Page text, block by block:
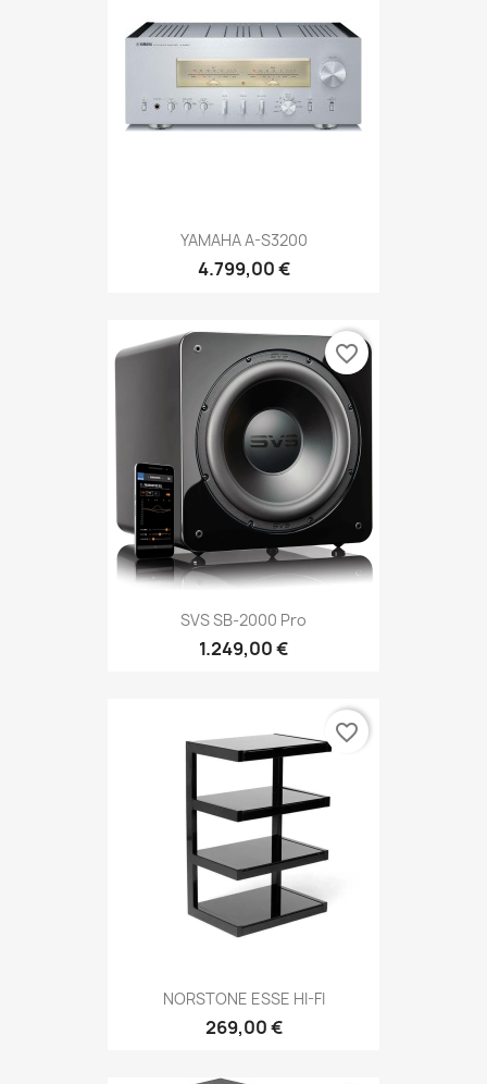
YAMAHA A-S3200
4.799,00 €
SVS SB-2000 Pro
1.249,00 €
favorite_border
NORSTONE ESSE HI-FI
269,00 €
favorite_border